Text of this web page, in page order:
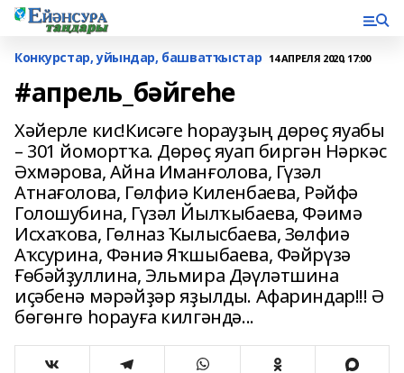
Конкурстар, уйындар, башватҡыстар 14 АПРЕЛЯ 2020, 17:00
#апрель_бәйгеһе
Хәйерле кис!Кисәге һорауҙың дөрөҫ яуабы
– 301 йомортҡа. Дөрөҫ яуап биргән Нәркәс
Әхмәрова, Айна Иманғолова, Гүзәл
Атнағолова, Гөлфиә Киленбаева, Рәйфә
Голошубина, Гүзәл Йылҡыбаева, Фәимә
Исхаҡова, Гөлназ Ҡылысбаева, Зөлфиә
Аҡсурина, Фәниә Яҡшыбаева, Фәйрүзә
Ғөбәйҙуллина, Эльмира Дәүләтшина
иҫәбенә мәрәйҙәр яҙылды. Афариндар!!! Ә
бөгөнгө һорауға килгәндә...